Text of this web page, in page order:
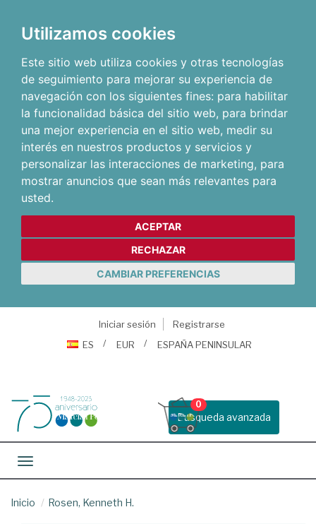
Utilizamos cookies
Este sitio web utiliza cookies y otras tecnologías
de seguimiento para mejorar su experiencia de
navegación con los siguientes fines: para habilitar
la funcionalidad básica del sitio web, para brindar
una mejor experiencia en el sitio web, medir su
interés en nuestros productos y servicios y
personalizar las interacciones de marketing, para
mostrar anuncios que sean más relevantes para
usted.
ACEPTAR
RECHAZAR
CAMBIAR PREFERENCIAS
Iniciar sesión
Registrarse
ES
EUR ESPAÑA PENINSULAR
Busqueda avanzada
0
Toggle navigation
Inicio Rosen, Kenneth H.